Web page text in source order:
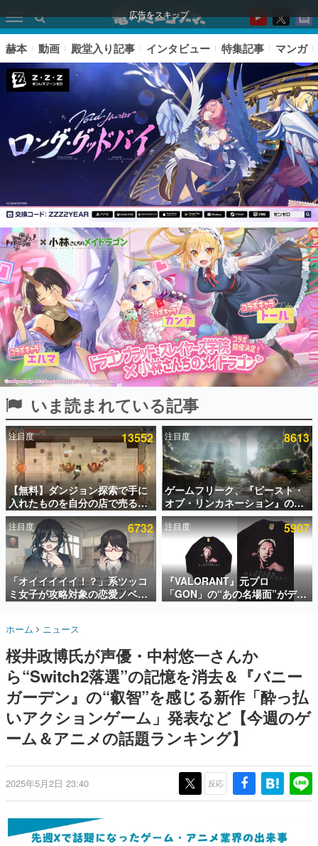
広告をスキップ
ピックアップ
電ファミのいま読まれている記事ランキング
アプリセール情報
インタビュー
連載・特集一覧
殿堂入り記事
SNS拡散数が数千以上！ ページビュー数万以上！ などな
ど。多くの人々に読まれた、電ファミ渾身の“殿堂入り”記
事をまとめました。
ゲームの企画書
名作ゲームクリエイターの方々に製作時のエピソードをお
聞きし、ヒットする企画（ゲーム）とは何か？を探ってい
きます。
赫本
この物語を解いてはいけない。『赫本』は、〈試験問題〉
の形をした短編ホラー小説集です。
新世代に訊く
これからのデジタルゲーム市場を担う若きクリエイター達
の姿を追い、彼らのルーツと情熱を探っていきます。
ゲームに多大な影響を受けた作家さんに取材し、ゲームが
日本のコンテンツ産業やカルチャーに与えた影響を探る企
画です。
日本モバイルゲーム産業史
日本のモバイルゲーム史における主要なトピック・タイト
ルを網羅するほか、開発者へのインタビューや識者による
解説を掲載。約20年の歴史が一望できる決定版！
若ゲのいたり〜ゲームクリエイターの青春〜
一先生によるゲーム業界レポートマンガです。
なんでゲームは面白い？
具体的な形から解き明かしていく、硬派で骨太な評論連載
です。
赫本 動画 殿堂入り記事 インタビュー 特集記事 マンガ
いま読まれている記事
注目度 13552
【無料】ダンジョン探索で手に
入れたものを自分の店で売るゲ
ーム『Moonlighter』がSteam
にて無料配布中！続編
『Moonlighter 2』の9月2日正
式リリースを記念したキャンペ
ーン
注目度 8613
ゲームフリーク、『ビースト・
オブ・リンカネーション』の継
続的なアプデ方針を表明。ユー
ザーからの意見を真摯に受け止
めて対応へ。修正パッチは約1週
間以内に配信される予定
注目度 6732
「オイイイイイ！？」系ツッコ
ミ女子が攻略対象の恋愛ノベル
ゲーム『美術部カノジョ』
「お前らーそろそろ自重しろ
ー？＾＾」暗黒微笑の夢女子
や、萌え声不思議ちゃん女子と
青春を謳歌
注目度 5907
『VALORANT』元プロ
「GON」の“あの名場面”がデザ
インされた新作グッズが本日8月
に発売したグッズの再販も
ホーム ニュース
桜井政博氏が声優・中村悠一さんか
ら“Switch2落選”の記憶を消去＆『バニー
ガーデン』の“叡智”を感じる新作「酔っ払
いアクションゲーム」発表など【今週のゲ
ーム＆アニメの話題ランキング】
2025年5月2日 23:40 反応